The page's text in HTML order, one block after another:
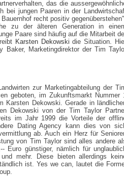
das die
bei jungen Paaren in der
recht positiv
zu der älteren Generation in
Paare sind häufig auf die Mitarbeit
Karsten Dekowski die Situation.
Baker, Marketingdirektor der Tim
zur Marketingabteilung der
geboten, im Zukunftsmarkt Nummer
Karsten Dekowski. Gerade in
Dekowski von der Tim Taylor
im Jahr 1999 die Vorteile der
Dating Agency kann dies von
ab. Auch ein Herz für
von Tim Taylor sind alles andere
Euro günstiger, nämlich für
mehr. Diese bieten allerdings
ist. Yes we can, lautet die